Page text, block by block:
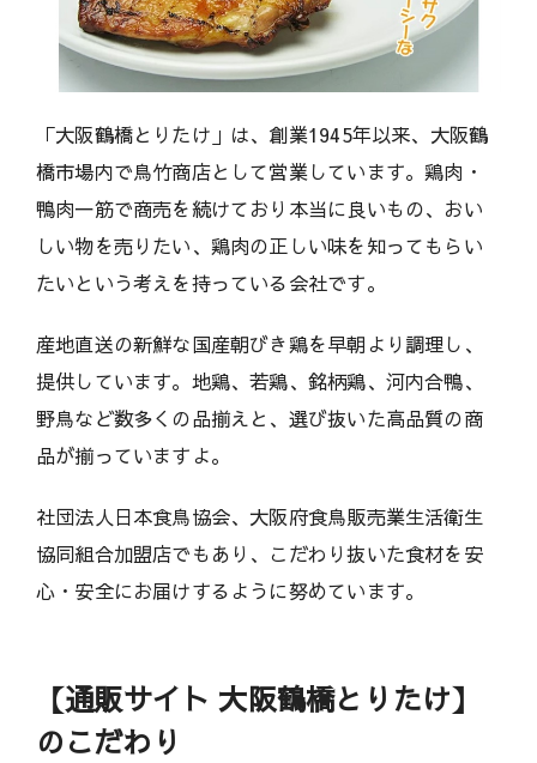
「大阪鶴橋とりたけ」は、創業1945年以来、大阪鶴
橋市場内で鳥竹商店として営業しています。鶏肉・
鴨肉一筋で商売を続けており本当に良いもの、おい
しい物を売りたい、鶏肉の正しい味を知ってもらい
たいという考えを持っている会社です。
産地直送の新鮮な国産朝びき鶏を早朝より調理し、
提供しています。地鶏、若鶏、銘柄鶏、河内合鴨、
野鳥など数多くの品揃えと、選び抜いた高品質の商
品が揃っていますよ。
社団法人日本食鳥協会、大阪府食鳥販売業生活衛生
協同組合加盟店でもあり、こだわり抜いた食材を安
心・安全にお届けするように努めています。
【通販サイト 大阪鶴橋とりたけ】
のこだわり